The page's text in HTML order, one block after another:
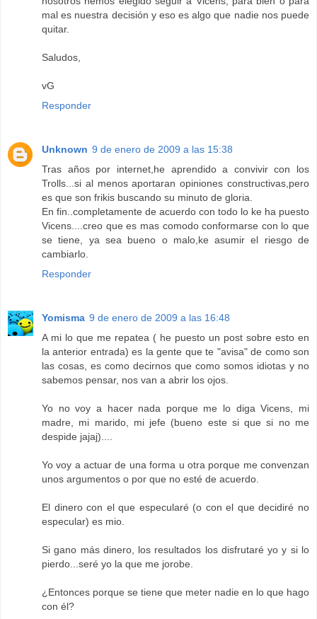
mal es nuestra decisión y eso es algo que nadie nos puede
quitar.
Saludos,
vG
Responder
Unknown 9 de enero de 2009 a las 15:38
Tras años por internet,he aprendido a convivir con los
Trolls...si al menos aportaran opiniones constructivas,pero
es que son frikis buscando su minuto de gloria.
En fin..completamente de acuerdo con todo lo ke ha puesto
Vicens....creo que es mas comodo conformarse con lo que
se tiene, ya sea bueno o malo,ke asumir el riesgo de
cambiarlo.
Responder
Yomisma 9 de enero de 2009 a las 16:48
A mi lo que me repatea ( he puesto un post sobre esto en
la anterior entrada) es la gente que te "avisa" de como son
las cosas, es como decirnos que como somos idiotas y no
sabemos pensar, nos van a abrir los ojos.
Yo no voy a hacer nada porque me lo diga Vicens, mi
madre, mi marido, mi jefe (bueno este si que si no me
despide jajaj)....
Yo voy a actuar de una forma u otra porque me convenzan
unos argumentos o por que no esté de acuerdo.
El dinero con el que especularé (o con el que decidiré no
especular) es mio.
Si gano más dinero, los resultados los disfrutaré yo y si lo
pierdo...seré yo la que me jorobe.
¿Entonces porque se tiene que meter nadie en lo que hago
con él?